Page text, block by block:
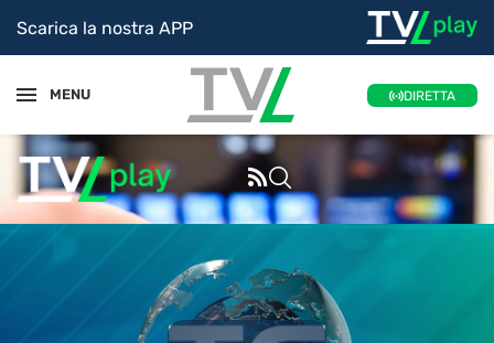
Scarica la nostra APP
MENU DIRETTA